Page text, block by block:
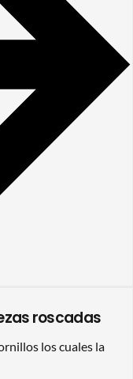
roscadas
los cuales la